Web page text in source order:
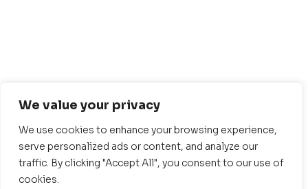
We value your privacy
We use cookies to enhance your browsing experience,
serve personalized ads or content, and analyze our
traffic. By clicking "Accept All", you consent to our use of
cookies.